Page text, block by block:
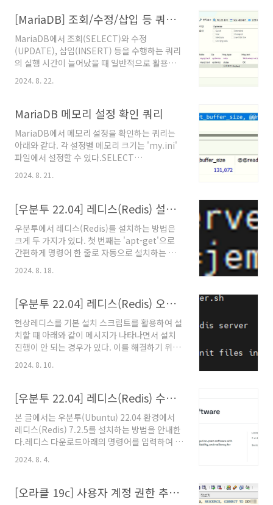
용량은 1.2 GB이었지만 이관한 테이블의 용량은
량차이", 개발파워맨, 2014년 8월 1일. @원문
보기"[SQL/DB] MySQL 서버 디스크 이전하
기", 유르무차, 2020년 11월 24일. @원문보
기"MySQL delete 실행 시 Table disk size가
[MariaDB] 조회/수정/삽입 등 쿼리 실행 시간이 늘어났을 때 조치 방법
MariaDB에서 조회(SELECT)와 수정
(UPDATE), 삽입(INSERT) 등을 수행하는 쿼리
의 실행 시간이 늘어났을 때 일반적으로 활용할
수 있는 조치 방법은 아래와 같이 3가지가 있
다.1. DB 메모리 사용량을 늘린다.MariaDB가
처리 시간을 단축시킬 수 있다. 자세한 내용은 아
정 확인 쿼리, 2024년 8월 21일. @원문보기2.
인덱스 순서를 조정한다.인덱스가 너무 많으면
삽입과 수정시 정렬을 수행하기 위해 실행 시간
이 오래 걸릴 수 있다. 또한 조회시 적절하게 인덱
는 쿼리의 중요도에 따라 적절하게 인덱..
2024. 8. 22.
MariaDB 메모리 설정 확인 쿼리
MariaDB에서 메모리 설정을 확인하는 쿼리는
아래와 같다. 각 설정별 메모리 크기는 'my.ini'
파일에서 설정할 수 있다.SELECT
@@innodb_buffer_pool_size,
@@key_buffer_size,
@@tmp_table_size,
@@sort_buffer_size,
@@read_buffer_size,
@@read_rnd_buffer_size,
@@join_buffer_size, @@thread_stack,
@@binlog_cache_size,
일. @원문보기
2024. 8. 21.
[우분투 22.04] 레디스(Redis) 설치 방법
우분투에서 레디스(Redis)를 설치하는 방법은
크게 두 가지가 있다. 첫 번째는 'apt-get'으로
간편하게 명령어 한 줄로 자동으로 설치하는 방
필요한 실제 업무 때는 사용하지 못 한다.자동 설
업데이트 후 레디스를 설치한다.apt-get
updateapt-get upgradeapt-get install
redis-server아래의 명령어로 설치된 레디스의
버전을 확인할 수 있다. 버전이 잘 나타난다면 레
디스가 잘 설치된 것이다.redis-server --
version수동 설치 방법수동 설치 방법은 아래의
2024. 8. 18.
[우분투 22.04] 레디스(Redis) 오류 "This systems seems to use systemd" 해결 방법
현상레디스를 기본 설치 스크립트를 활용하여 설
치할 때 아래와 같이 메시지가 나타나면서 설치
진행이 안 되는 경우가 있다. 이를 해결하기 위해
야 한다.Welcome to the redis service
set up a running redis serverThis
systems seems to use systemd.Please
take a look at the provided example
service unit files in this directory, and
adapt and install them. Sorry!해결 방법아
래와 같이 명령어를 입력하여 설치 스크립트를
2024. 8. 10.
[우분투 22.04] 레디스(Redis) 수동 설치
본 글에서는 우분투(Ubuntu) 22.04 환경에서
레디스(Redis) 7.2.5를 설치하는 방법을 안내한
다.레디스 다운로드아래의 명령어를 입력하여 레
디스를 다운로드 받는다.wget
https://download.redis.io/releases/redis-
https://redis.io/downloads/레디스 버전별
2024. 8. 4.
[오라클 19c] 사용자 계정 권한 추가 쿼리